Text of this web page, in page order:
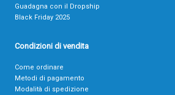
Guadagna con il Dropship
Black Friday 2025
Condizioni di vendita
Come ordinare
Metodi di pagamento
Modalità di spedizione